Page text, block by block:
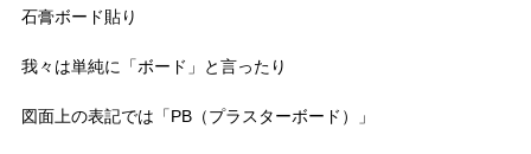
石膏ボード貼り
我々は単純に「ボード」と言ったり
図面上の表記では「PB（プラスターボード）」